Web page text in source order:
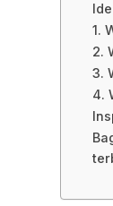
1.
2.
3.
4.